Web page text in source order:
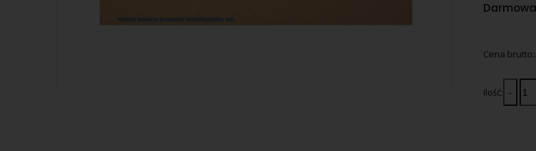
Cena brutto:
ilość: